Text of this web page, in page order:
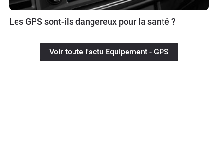
Les GPS sont-ils dangereux pour la santé ?
Voir toute l'actu Equipement - GPS